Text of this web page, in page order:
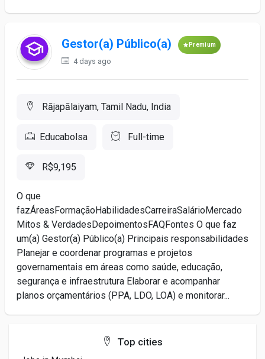
Gestor(a) Público(a) Premium
4 days ago
Rājapālaiyam, Tamil Nadu, India
Educabolsa Full-time
R$9,195
O que
fazÁreasFormaçãoHabilidadesCarreiraSalárioMercado
Mitos & VerdadesDepoimentosFAQFontes O que faz
um(a) Gestor(a) Público(a) Principais responsabilidades
Planejar e coordenar programas e projetos
governamentais em áreas como saúde, educação,
segurança e infraestrutura Elaborar e acompanhar
planos orçamentários (PPA, LDO, LOA) e monitorar...
Top cities